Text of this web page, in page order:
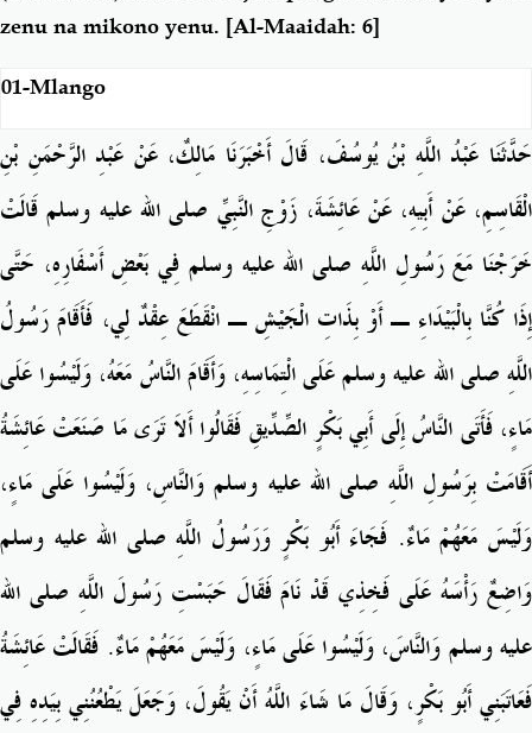
zenu na mikono yenu. [Al-Maaidah: 6]
01-Mlango
حَدَّثَنَا عَبْدُ اللَّهِ بْنُ يُوسُفَ، قَالَ أَخْبَرَنَا مَالِكٌ، عَنْ عَبْدِ الرَّحْمَنِ بْنِ
الْقَاسِمِ، عَنْ أَبِيهِ، عَنْ عَائِشَةَ، زَوْجِ النَّبِيِّ صلى الله عليه وسلم قَالَتْ
خَرَجْنَا مَعَ رَسُولِ اللَّهِ صلى الله عليه وسلم فِي بَعْضِ أَسْفَارِهِ، حَتَّى
إِذَا كُنَّا بِالْبَيْدَاءِ ـ أَوْ بِذَاتِ الْجَيْشِ ـ انْقَطَعَ عِقْدٌ لِي، فَأَقَامَ رَسُولُ
اللَّهِ صلى الله عليه وسلم عَلَى الْتِمَاسِهِ، وَأَقَامَ النَّاسُ مَعَهُ، وَلَيْسُوا عَلَى
مَاءٍ، فَأَتَى النَّاسُ إِلَى أَبِي بَكْرٍ الصِّدِّيقِ فَقَالُوا أَلاَ تَرَى مَا صَنَعَتْ عَائِشَةُ
أَقَامَتْ بِرَسُولِ اللَّهِ صلى الله عليه وسلم وَالنَّاسِ، وَلَيْسُوا عَلَى مَاءٍ،
وَلَيْسَ مَعَهُمْ مَاءٌ‏.‏ فَجَاءَ أَبُو بَكْرٍ وَرَسُولُ اللَّهِ صلى الله عليه وسلم
وَاضِعٌ رَأْسَهُ عَلَى فَخِذِي قَدْ نَامَ فَقَالَ حَبَسْتِ رَسُولَ اللَّهِ صلى الله
عليه وسلم وَالنَّاسَ، وَلَيْسُوا عَلَى مَاءٍ، وَلَيْسَ مَعَهُمْ مَاءٌ‏.‏ فَقَالَتْ عَائِشَةُ
فَعَاتَبَنِي أَبُو بَكْرٍ، وَقَالَ مَا شَاءَ اللَّهُ أَنْ يَقُولَ، وَجَعَلَ يَطْعُنُنِي بِيَدِهِ فِي